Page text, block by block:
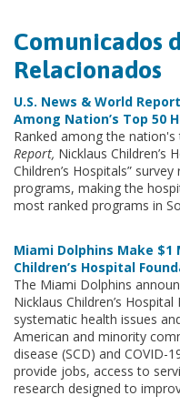
Comunicados
Relacionados
U.S. News & World
Among Nation’s Top 50
Ranked among the
Report, Nicklaus Children’s
Children’s Hospitals”
programs, making the
most ranked programs in
Miami Dolphins Make
Children’s Hospital
The Miami Dolphins
Nicklaus Children’s
systematic health issues
American and minority
disease (SCD) and COVID-
provide jobs, access to
research designed to